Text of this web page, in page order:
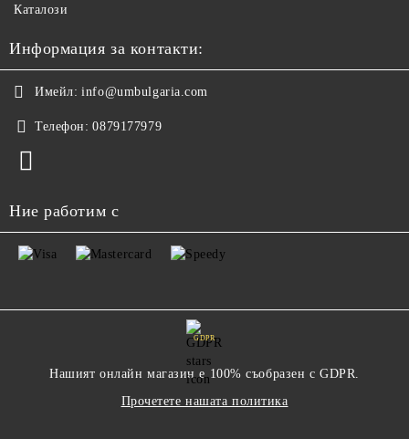
Каталози
Информация за контакти:
Имейл: info@umbulgaria.com
Телефон: 0879177979
Ние работим с
GDPR
Нашият онлайн магазин е 100% съобразен с GDPR.
Прочетете нашата политика